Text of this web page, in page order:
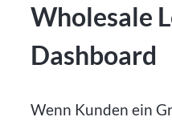
Wholesale
Dashboard
Wenn Kunden ein